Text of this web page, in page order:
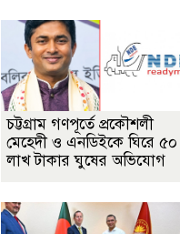
চট্টগ্রাম গণপূর্তে প্রকৌশলী
মেহেদী ও এনডিইকে ঘিরে ৫০
লাখ টাকার ঘুষের অভিযোগ